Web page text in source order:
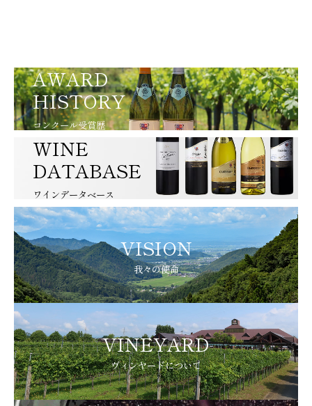
AWARD
HISTORY
コンクール受賞歴
WINE
DATABASE
ワインデータベース
VISION
我々の使命
VINEYARD
ヴィンヤードについて